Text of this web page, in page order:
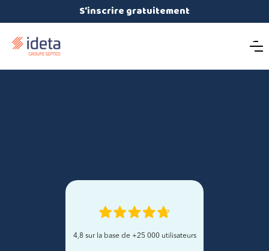
S'inscrire gratuitement
4,8 sur la base de +25 000 utilisateurs